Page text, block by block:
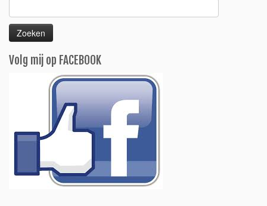
naar:
Volg mij op FACEBOOK